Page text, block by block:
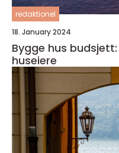
redaktionel
18. January 2024
Bygge hus
huseiere